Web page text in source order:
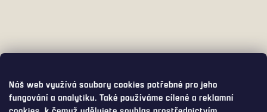
Náš web využívá soubory cookies potřebné pro jeho
fungování a analytiku. Také používáme cílené a reklamní